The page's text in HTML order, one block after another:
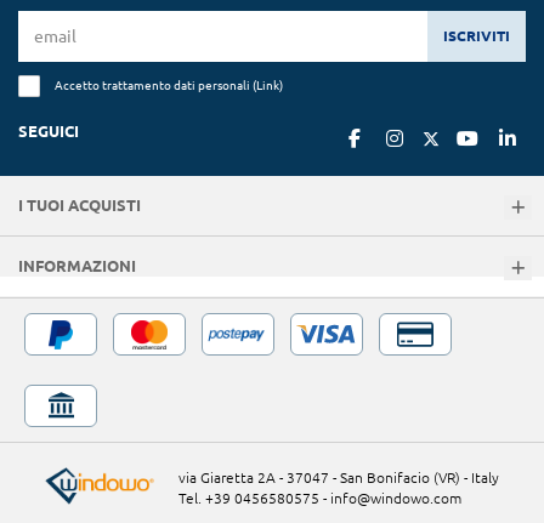
ISCRIVITI
Accetto trattamento dati personali (Link)
SEGUICI
I TUOI ACQUISTI
INFORMAZIONI
via Giaretta 2A - 37047 - San Bonifacio (VR) - Italy
Tel. +39 0456580575 - info@windowo.com